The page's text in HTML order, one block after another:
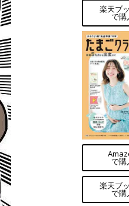
楽天ブ
で購
で購
楽天ブ
で購